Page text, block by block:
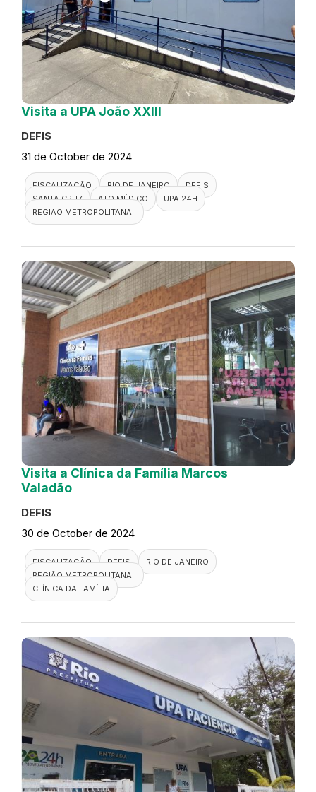
Visita a UPA João XXIII
DEFIS
31 de October de 2024
FISCALIZAÇÃO RIO DE JANEIRO
DEFIS
SANTA CRUZ
ATO MÉDICO
UPA 24H
REGIÃO METROPOLITANA I
Visita a Clínica da Família Marcos
Valadão
DEFIS
30 de October de 2024
FISCALIZAÇÃO DEFIS
RIO DE JANEIRO
REGIÃO METROPOLITANA I
CLÍNICA DA FAMÍLIA